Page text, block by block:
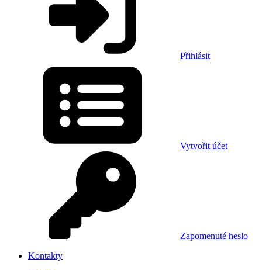
Přihlásit
Vytvořit účet
Zapomenuté heslo
Kontakty